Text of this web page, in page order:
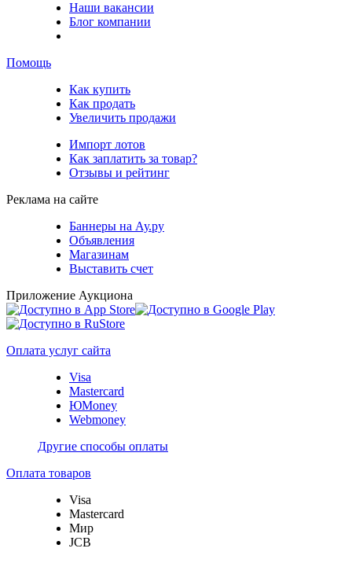
Наши вакансии
Блог компании
Помощь
Как купить
Как продать
Увеличить продажи
Импорт лотов
Как заплатить за товар?
Отзывы и рейтинг
Реклама на сайте
Баннеры на Ау.ру
Объявления
Магазинам
Выставить счет
Приложение Аукциона
Оплата услуг сайта
Visa
Mastercard
ЮMoney
Webmoney
Другие способы оплаты
Оплата товаров
Visa
Mastercard
Мир
JCB